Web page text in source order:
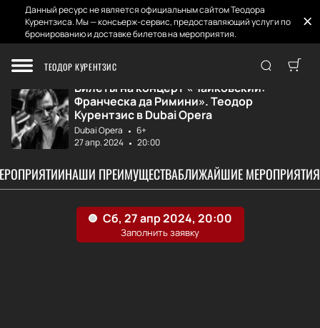
Данный ресурс не является официальным сайтом Теодора
Курентзиса. Мы — консьерж-сервис, предоставляющий услуги по
бронированию и доставке билетов на мероприятия.
ТЕОДОР КУРЕНТЗИС
Главная Афиша и Билеты
Билеты на концерт «Чайковский:
Франческа да Римини». Теодор
Курентзис в Dubai Opera
Dubai Opera
6+
27 апр. 2024
20:00
НАШИ ПРЕИМУЩЕСТВАБЛИЖАЙШИЕ МЕРОПРИЯТИЯ